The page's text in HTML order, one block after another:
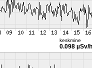
keskmine
0.098 µSv/h